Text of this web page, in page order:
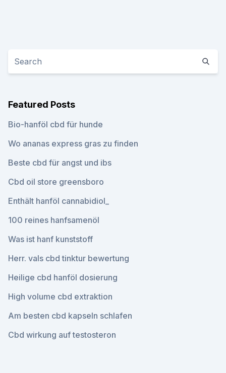
Featured Posts
Bio-hanföl cbd für hunde
Wo ananas express gras zu finden
Beste cbd für angst und ibs
Cbd oil store greensboro
Enthält hanföl cannabidiol_
100 reines hanfsamenöl
Was ist hanf kunststoff
Herr. vals cbd tinktur bewertung
Heilige cbd hanföl dosierung
High volume cbd extraktion
Am besten cbd kapseln schlafen
Cbd wirkung auf testosteron